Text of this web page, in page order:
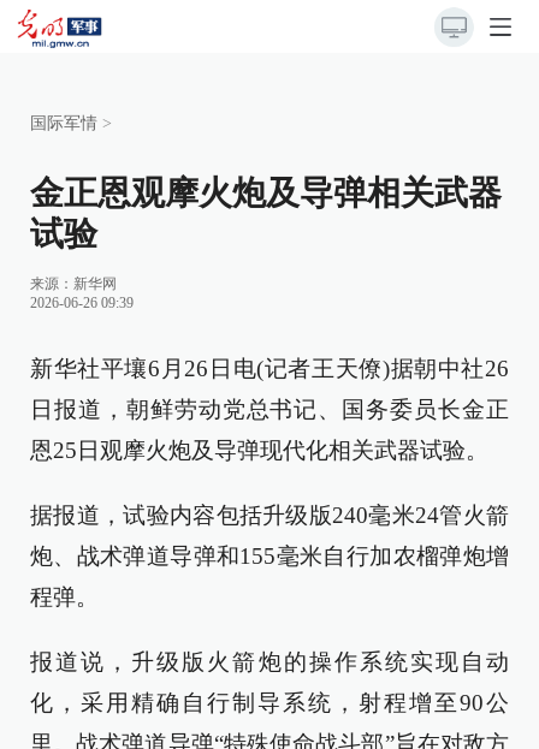
国际军情 >
金正恩观摩火炮及导弹相关武器
试验
来源： 新华网
2026-06-26 09:39
新华社平壤6月26日电(记者王天僚)据朝中社26
日报道，朝鲜劳动党总书记、国务委员长金正
恩25日观摩火炮及导弹现代化相关武器试验。
据报道，试验内容包括升级版240毫米24管火箭
炮、战术弹道导弹和155毫米自行加农榴弹炮增
程弹。
报道说，升级版火箭炮的操作系统实现自动
化，采用精确自行制导系统，射程增至90公
里。战术弹道导弹“特殊使命战斗部”旨在对敌方